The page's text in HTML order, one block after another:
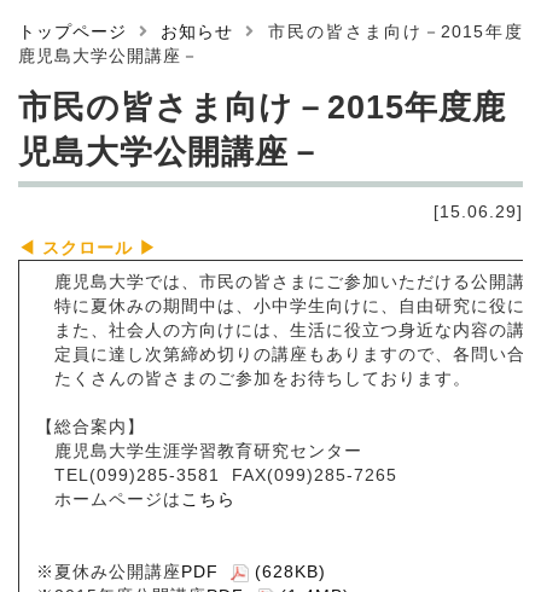
トップページ お知らせ
市民の皆さま向け－2015年度
鹿児島大学公開講座－
市民の皆さま向け－2015年度鹿
児島大学公開講座－
[15.06.29]
鹿児島大学では、市民の皆さまにご参加いただける公開講
特に夏休みの期間中は、小中学生向けに、自由研究に役に
また、社会人の方向けには、生活に役立つ身近な内容の講
定員に達し次第締め切りの講座もありますので、各問い合
たくさんの皆さまのご参加をお待ちしております。
【総合案内】
鹿児島大学生涯学習教育研究センター
TEL(099)285-3581 FAX(099)285-7265
ホームページは こちら
※夏休み公開講座PDF
(628KB)